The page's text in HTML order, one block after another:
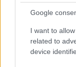
Google
I want to
related to
device
Ντόναλντ
Λευκού Οίκου.
«Φαίνεται πως